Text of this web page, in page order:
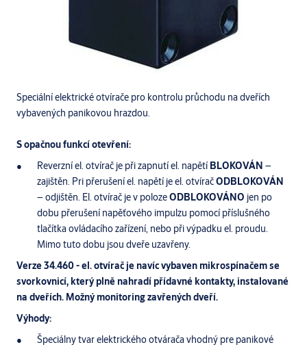
Speciální elektrické otvírače pro kontrolu průchodu na dveřích
vybavených panikovou hrazdou.
S opačnou funkcí otevření:
Reverzní el. otvírač je při zapnutí el. napětí BLOKOVÁN –
zajištěn. Pri přerušení el. napětí je el. otvíračODBLOKOVÁN
– odjištěn. El. otvírač je v polozeODBLOKOVÁNO jen po
dobu přerušení napěťového impulzu pomocí příslušného
tlačítka ovládacího zařízení, nebo při výpadku el. proudu.
Mimo tuto dobu jsou dveře uzavřeny.
Verze 34.460 - el. otvírač je navíc vybaven mikrospínačem se
svorkovnicí, který plně nahradí přídavné kontakty, instalované
na dveřích. Možný monitoring zavřených dveří.
Výhody:
Špeciálny tvar elektrického otvárača vhodný pre panikové